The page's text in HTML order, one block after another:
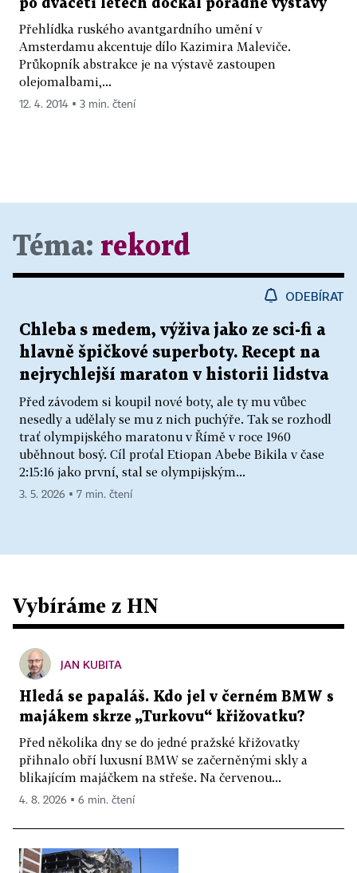
po dvaceti letech dočkal pořádné výstavy
Přehlídka ruského avantgardního umění v
Amsterdamu akcentuje dílo Kazimira Maleviče.
Průkopník abstrakce je na výstavě zastoupen
olejomalbami,...
12. 4. 2014 ▪ 3 min. čtení
Téma: rekord
ODEBÍRAT
Chleba s medem, výživa jako ze sci-fi a
hlavně špičkové superboty. Recept na
nejrychlejší maraton v historii lidstva
Před závodem si koupil nové boty, ale ty mu vůbec
nesedly a udělaly se mu z nich puchýře. Tak se rozhodl
trať olympijského maratonu v Římě v roce 1960
uběhnout bosý. Cíl proťal Etiopan Abebe Bikila v čase
2:15:16 jako první, stal se olympijským...
3. 5. 2026 ▪ 7 min. čtení
Vybíráme z HN
JAN KUBITA
Hledá se papaláš. Kdo jel v černém BMW s
majákem skrze „Turkovu“ křižovatku?
Před několika dny se do jedné pražské křižovatky
přihnalo obří luxusní BMW se začerněnými skly a
blikajícím majáčkem na střeše. Na červenou...
4. 8. 2026 ▪ 6 min. čtení